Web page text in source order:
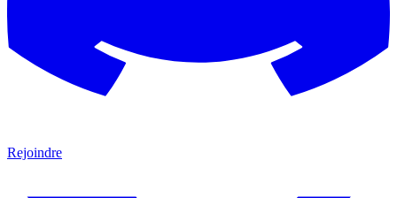
Rejoindre